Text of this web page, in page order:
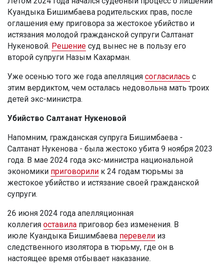
Куандыка Бишимбаева родительских прав, после
оглашения ему приговора за жестокое убийство и
истязания молодой гражданской супруги Салтанат
Нукеновой. Решение суд вынес не в пользу его
второй супруги Назым Кахарман.
Уже осенью того же года апелляция согласилась с
этим вердиктом, чем осталась недовольна мать троих
детей экс-министра.
Убийство Салтанат Нукеновой
Напомним, гражданская супруга Бишимбаева -
Салтанат Нукенова - была жестоко убита 9 ноября 2023
года. В мае 2024 года экс-министра национальной
экономики приговорили к 24 годам тюрьмы за
жестокое убийство и истязание своей гражданской
супруги.
26 июня 2024 года апелляционная
коллегия оставила приговор без изменения. В
июле Куандыка Бишимбаева перевели из
следственного изолятора в тюрьму, где он в
настоящее время отбывает наказание.